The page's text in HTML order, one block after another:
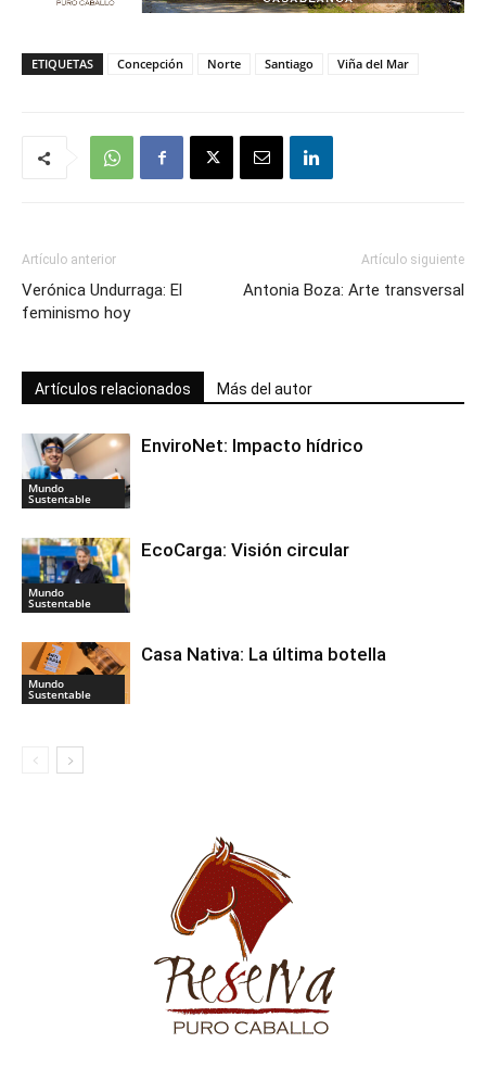
ETIQUETAS Concepción Norte Santiago Viña del Mar
Artículo anterior
Verónica Undurraga: El
feminismo hoy
Artículo siguiente
Antonia Boza: Arte transversal
Artículos relacionados Más del autor
Mundo
Sustentable
EnviroNet: Impacto hídrico
Mundo
Sustentable
EcoCarga: Visión circular
Mundo
Sustentable
Casa Nativa: La última botella